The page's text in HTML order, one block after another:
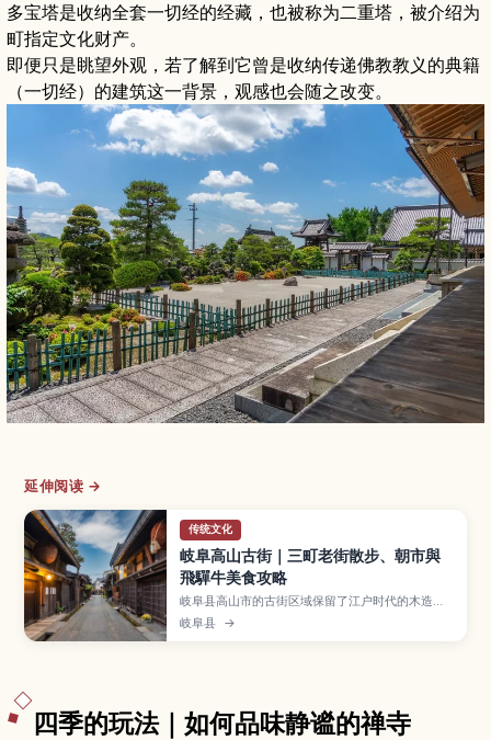
多宝塔是收纳全套一切经的经藏，也被称为二重塔，被介绍为
町指定文化财产。
即便只是眺望外观，若了解到它曾是收纳传递佛教教义的典籍
（一切经）的建筑这一背景，观感也会随之改变。
延伸阅读 →
传统文化
岐阜高山古街｜三町老街散步、朝市與
飛驒牛美食攻略
岐阜县高山市的古街区域保留了江户时代的木造町
家，被称为“三町老街”，红色中桥与清晨热闹的朝
市更是人气拍照景点。本文带你认识高山古街的必
岐阜县 →
四季的玩法｜如何品味静谧的禅寺